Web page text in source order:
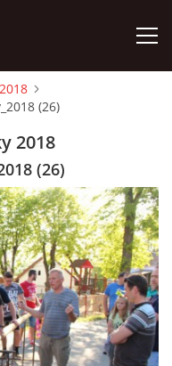
2018
(26)
2018
(26)